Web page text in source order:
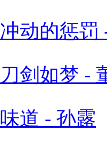
冲动的惩罚
刀剑如梦 -
味道 - 孙露